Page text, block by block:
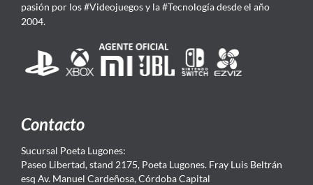
pasión por los #Videojuegos y la #Tecnología desde el año
2004.
Contacto
Sucursal Poeta Lugones:
Paseo Libertad, stand 2175, Poeta Lugones. Fray Luis Beltrán
esq Av. Manuel Cardeñosa, Córdoba Capital